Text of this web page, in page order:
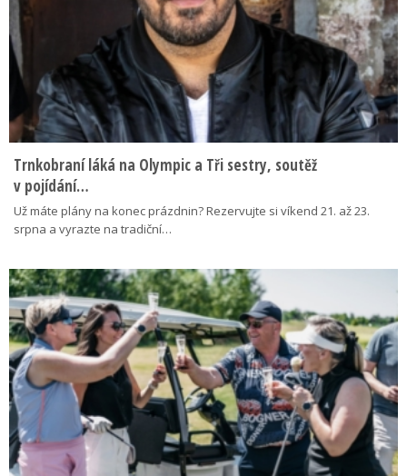
Trnkobraní láká na Olympic a Tři sestry, soutěž
v pojídání…
Už máte plány na konec prázdnin? Rezervujte si víkend 21. až 23.
srpna a vyrazte na tradiční…